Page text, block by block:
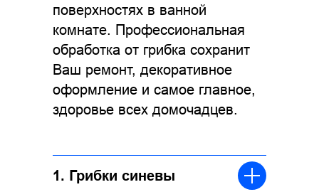
поверхностях в ванной
комнате. Профессиональная
обработка от грибка сохранит
Ваш ремонт, декоративное
оформление и самое главное,
здоровье всех домочадцев.
1. Грибки синевы